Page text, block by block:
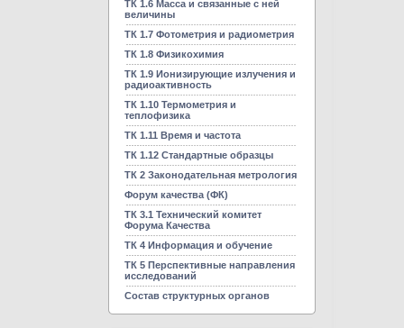
ТК 1.6 Масса и связанные с ней
величины
ТК 1.7 Фотометрия и радиометрия
ТК 1.8 Физикохимия
ТК 1.9 Ионизирующие излучения и
радиоактивность
ТК 1.10 Термометрия и
теплофизика
ТК 1.11 Время и частота
ТК 1.12 Стандартные образцы
ТК 2 Законодательная метрология
Форум качества (ФК)
ТК 3.1 Технический комитет
Форума Качества
ТК 4 Информация и обучение
ТК 5 Перспективные направления
исследований
Состав структурных органов